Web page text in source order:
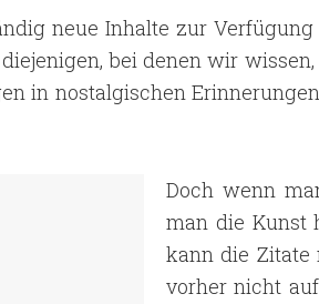
neue Inhalte zur
bei denen wir
in nostalgischen
Doch wenn
man die Kunst
kann die Zitate
vorher nicht